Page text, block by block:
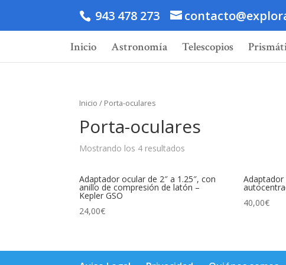
943 478 273
Inicio Astronomía Telescopios
Inicio / Porta-oculares
Porta-oculares
Mostrando los 4 resultados
Adaptador ocular de 2″ a 1.25″, con
anillo de compresión de latón –
Kepler GSO
24,00€
Adaptador
40,00€